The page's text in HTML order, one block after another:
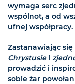
wymaga serc
wspólnot, a od
ufnej współpracy.
Zastanawiając
Chrystusiei
prowadzić i
sobie żar